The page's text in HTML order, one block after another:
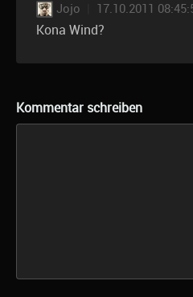
Jojo 17.10.2011
Kona Wind?
Kommentar schreiben